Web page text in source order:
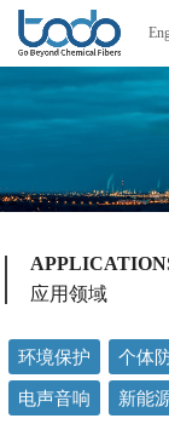
应用领域
环境保护 个体
电声音响
新能